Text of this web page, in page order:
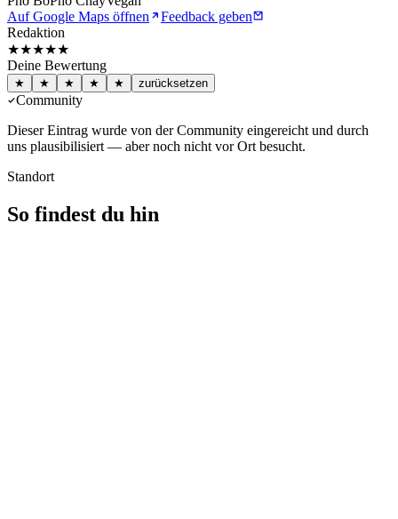
Auf Google Maps öffnen
Feedback geben
Redaktion
★★★★★
Deine Bewertung
★ ★ ★ ★ ★ zurücksetzen
Community
Dieser Eintrag wurde von der Community eingereicht und durch
uns plausibilisiert — aber noch nicht vor Ort besucht.
Standort
So findest du hin